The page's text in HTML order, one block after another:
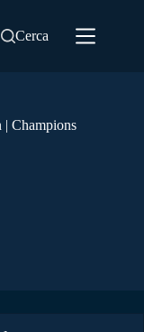
Cerca
Champions